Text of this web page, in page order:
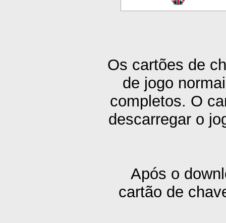
Os cartões de
de jogo
completos. O
descarregar o
Após o
cartão de